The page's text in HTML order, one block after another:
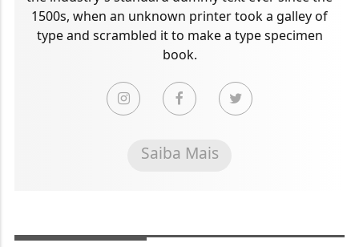
1500s, when an unknown printer took a galley of
type and scrambled it to make a type specimen
book.
Saiba Mais